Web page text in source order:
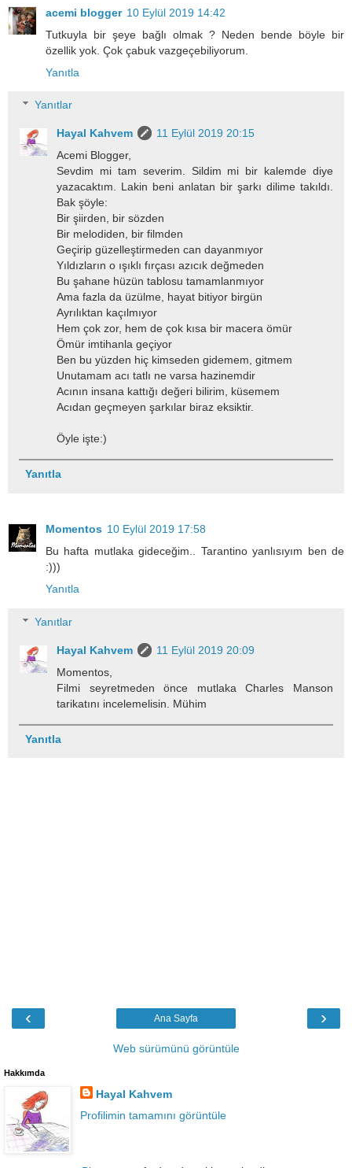
acemi blogger 10 Eylül 2019 14:42
Tutkuyla bir şeye bağlı olmak ? Neden bende böyle bir
özellik yok. Çok çabuk vazgeçebiliyorum.
Yanıtla
Yanıtlar
Hayal Kahvem
11 Eylül 2019 20:15
Acemi Blogger,
Sevdim mi tam severim. Sildim mi bir kalemde diye
yazacaktım. Lakin beni anlatan bir şarkı dilime takıldı.
Bak şöyle:
Bir şiirden, bir sözden
Bir melodiden, bir filmden
Geçirip güzelleştirmeden can dayanmıyor
Yıldızların o ışıklı fırçası azıcık değmeden
Bu şahane hüzün tablosu tamamlanmıyor
Ama fazla da üzülme, hayat bitiyor birgün
Ayrılıktan kaçılmıyor
Hem çok zor, hem de çok kısa bir macera ömür
Ömür imtihanla geçiyor
Ben bu yüzden hiç kimseden gidemem, gitmem
Unutamam acı tatlı ne varsa hazinemdir
Acının insana kattığı değeri bilirim, küsemem
Acıdan geçmeyen şarkılar biraz eksiktir.
Öyle işte:)
Yanıtla
Momentos 10 Eylül 2019 17:58
Bu hafta mutlaka gideceğim.. Tarantino yanlısıyım ben de
:)))
Yanıtla
Yanıtlar
Hayal Kahvem
11 Eylül 2019 20:09
Momentos,
Filmi seyretmeden önce mutlaka Charles Manson
tarikatını incelemelisin. Mühim
Yanıtla
‹ ›
Ana Sayfa
Web sürümünü görüntüle
Hakkımda
Hayal Kahvem
Profilimin tamamını görüntüle